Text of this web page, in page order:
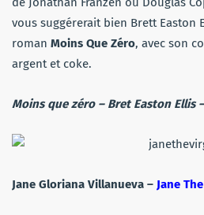
vous suggérerait bien Brett Easton
roman Moins Que Zéro, avec son
argent et coke.
Moins que zéro– Bret Easton Ellis
Jane Gloriana Villanueva – Jane